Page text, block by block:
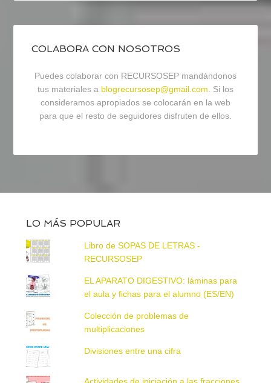
COLABORA CON NOSOTROS
Puedes colaborar con RECURSOSEP mandándonos
tus materiales a blogrecursosep@gmail.com . Si los
consideramos apropiados se colocarán en la web
para que el resto de seguidores disfruten de ellos.
LO MÁS POPULAR
Libro de SOPAS DE LETRAS -
RECURSOSEP
EL APARATO DIGESTIVO: láminas para
el aula y fichas para el alumno (ES/EN)
Colección de problemas de
multiplicaciones
Divisiones entre una cifra